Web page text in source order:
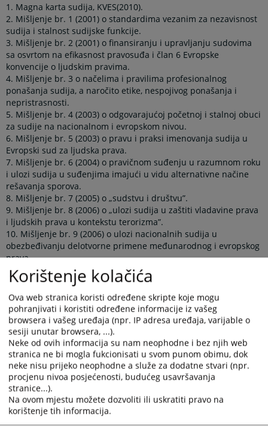
1. Magna karta sudija, KVES(2010).
2. Mišljenje br. 1 (2001) o standardima vezanim za nezavisnost
sudija i stalnost sudijske funkcije.
3. Mišljenje br. 2 (2001) o finansiranju i upravljanju sudovima
sa osvrtom na efikasnost pravosuđa i član 6 Evropske
konvencije o ljudskim pravima.
4. Mišljenje br. 3 o načelima i pravilima profesionalnog
ponašanja sudija, a naročito etike, nespojivog ponašanja i
nepristrasnosti.
5. Mišljenje br. 4 (2003) o odgovarajućoj početnoj i stalnoj obuci
za sudije na nacionalnom i evropskom nivou.
6. Mišljenje br. 5 (2003) o pravu i praksi imenovanja sudija u
Evropski sud za ljudska prava.
7. Mišljenje br. 6 (2004) o pravičnom suđenju u razumnom roku
i ulozi sudija u suđenjima imajući u vidu alternativne načine
rešavanja sporova.
8. Mišljenje br. 7 (2005) o „sudstvu i društvu”.
9. Mišljenje br. 8 (2006) o „ulozi sudija u zaštiti vladavine prava
i ljudskih prava u kontekstu terorizma”.
10. Mišljenje br. 9 (2006) o ulozi nacionalnih sudija u
obezbeđivanju delotvorne primene međunarodnog i evropskog
prava.
11. Mišljenje br. 10 (2007) o Savetu sudstva u službi društva.
12. Mišljenje br. 11 (2008) o kvalitetu sudskih odluka.
13. Mišljenje br. 4 (2009) Konsultativnog veća evropskih tužilaca
i Mišljenje br. 12 (2009) Konsultativnog veća evropskih sudija o
odnosima između sudija i tužilaca u demokratskom društvu.
14. Mišljenje br. 13 (2010) o ulozi sudija u izvršenju sudskih
odluka.
15. Mišljenje br. 14 (2011) o pravosuđu i informacionim
tehnologijama (IT).
16. Mišljenje br. 15 (2012) o specijalizaciji sudija.
17. Mišljenje (2013) br. 16 o odnosima između sudija i
advokata.
18. Mišljenje br. 17 (2014) o vrednovanju rada sudija, kvalitetu
pravde i poštovanju nezavisnosti sudstva.
Korištenje kolačića
Ova web stranica koristi određene skripte koje mogu
pohranjivati i koristiti određene informacije iz vašeg
browsera i vašeg uređaja (npr. IP adresa uređaja, varijable o
sesiji unutar browsera, ...).
Neke od ovih informacija su nam neophodne i bez njih web
stranica ne bi mogla fukcionisati u svom punom obimu, dok
neke nisu prijeko neophodne a služe za dodatne stvari (npr.
procjenu nivoa posjećenosti, budućeg usavršavanja
stranice...).
Na ovom mjestu možete dozvoliti ili uskratiti pravo na
korištenje tih informacija.